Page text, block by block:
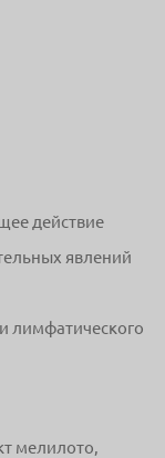
действие
явлений
лимфатического
мелилото,